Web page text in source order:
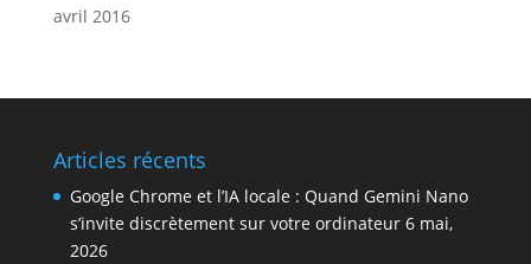
avril 2016
Articles récents
Google Chrome et l’IA locale : Quand Gemini Nano
s’invite discrètement sur votre ordinateur 6 mai,
2026